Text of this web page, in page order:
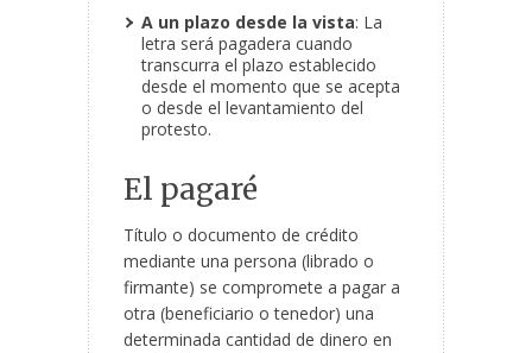
A un plazo desde la vista: La
letra será pagadera cuando
transcurra el plazo establecido
desde el momento que se acepta
o desde el levantamiento del
protesto.
El pagaré
Título o documento de crédito
mediante una persona (librado o
firmante) se compromete a pagar a
otra (beneficiario o tenedor) una
determinada cantidad de dinero en